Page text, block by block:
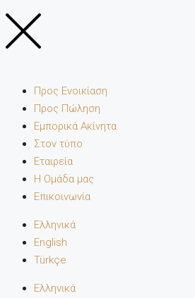
Προς Ενοικίαση
Προς Πώληση
Εμπορικά Ακίνητα
Στον τύπο
Εταιρεία
Η Ομάδα μας
Επικοινωνία
Ελληνικά
English
Türkçe
Ελληνικά